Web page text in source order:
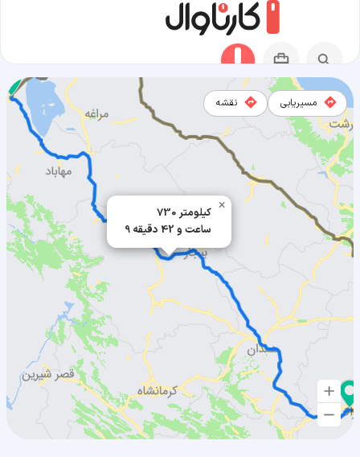
730 کیلومتر
9 ساعت و 42 دقیقه
×
مسیریابی نقشه
مسیر اراک به ارومیه